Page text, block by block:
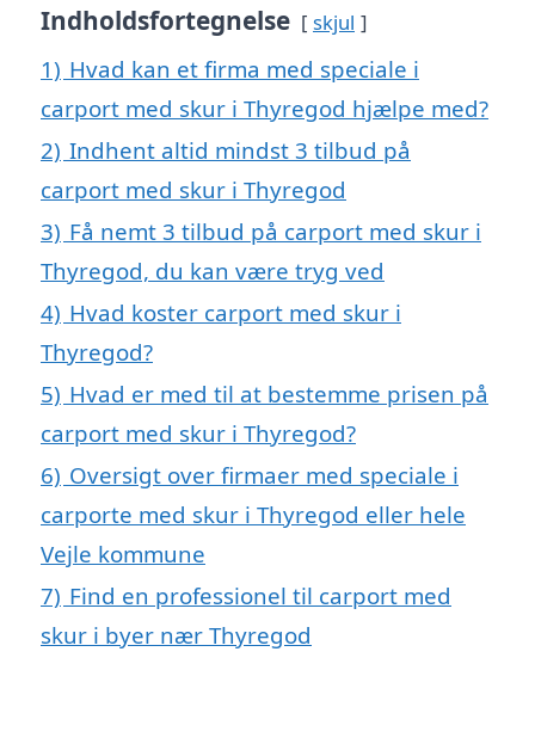
Indholdsfortegnelse skjul
1) Hvad kan et firma med speciale i
carport med skur i Thyregod hjælpe med?
2) Indhent altid mindst 3 tilbud på
carport med skur i Thyregod
3) Få nemt 3 tilbud på carport med skur i
Thyregod, du kan være tryg ved
4) Hvad koster carport med skur i
Thyregod?
5) Hvad er med til at bestemme prisen på
carport med skur i Thyregod?
6) Oversigt over firmaer med speciale i
carporte med skur i Thyregod eller hele
Vejle kommune
7) Find en professionel til carport med
skur i byer nær Thyregod